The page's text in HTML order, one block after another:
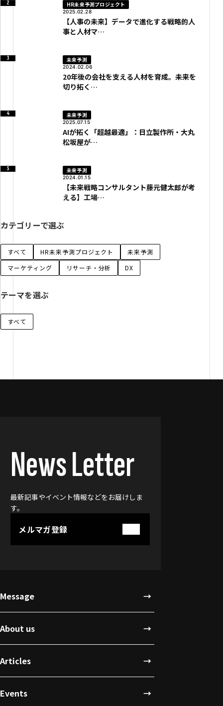
HR未来予測プロジェクト
2025.02.28
【人事の未来】データで進化する戦略的人
事と人材マ…
未来予測
2024.02.06
20年後の会社を支える人材を育成。未来を
切り拓く…
未来予測
2025.07.15
AIが拓く「超越最適」：日立製作所・大丸
松坂屋が…
未来予測
2024.01.15
【未来戦略コンサルタント藤元健太郎が考
える】工場…
カテゴリーで選ぶ
すべて HR未来予測プロジェクト
未来予測
マーケティング
リサーチ・分析 DX
テーマを選ぶ
すべて
News Letter
最新記事やイベント情報などをお届けしま
す。
メルマガ登録
Message
About us
Articles
Events